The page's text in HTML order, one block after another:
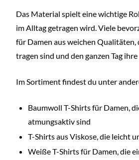
Das Material spielt eine wichtige
im Alltag getragen wird. Viele
für Damen aus weichen Qualitäten,
tragen sind und den ganzen Tag
Im Sortiment findest du unter
Baumwoll T-Shirts für Damen,
atmungsaktiv sind
T-Shirts aus Viskose, die leicht
Weiße T-Shirts für Damen, die